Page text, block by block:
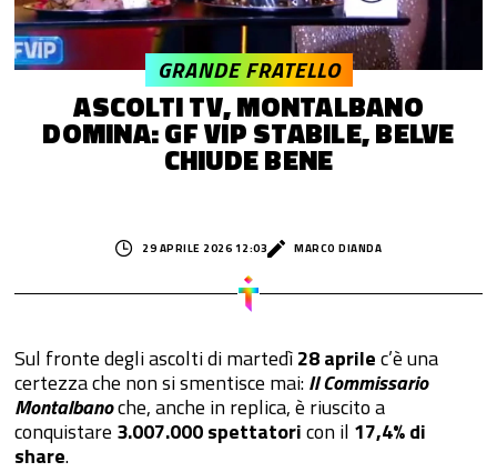
ASCOLTI TV, MONTALBANO
DOMINA: GF VIP STABILE, BELVE
CHIUDE BENE
GRANDE FRATELLO
29 APRILE 2026 12:03 MARCO DIANDA
Sul fronte degli ascolti di martedì28 aprilec’è una
certezza che non si smentisce mai:Il Commissario
Montalbanoche, anche in replica, è riuscito a
conquistare 3.007.000 spettatoricon il 17,4% di
share.